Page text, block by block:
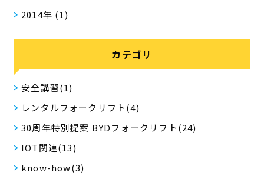
2014年 (1)
カテゴリ
安全講習(1)
レンタルフォークリフト(4)
30周年特別提案 BYDフォークリフト(24)
IOT関連(13)
know-how(3)